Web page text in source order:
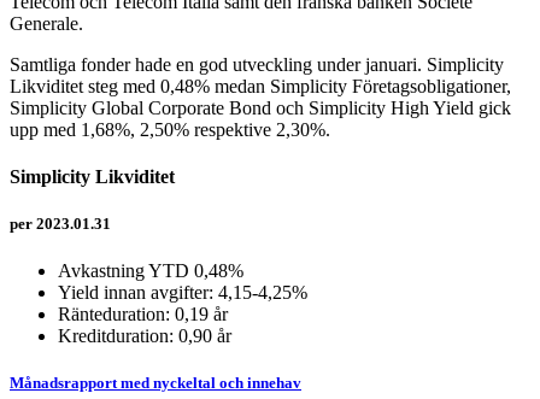
Generale.
Samtliga fonder hade en god utveckling under januari. Simplicity
Likviditet steg med 0,48% medan Simplicity Företagsobligationer,
Simplicity Global Corporate Bond och Simplicity High Yield gick
upp med 1,68%, 2,50% respektive 2,30%.
Simplicity Likviditet
per 2023.01.31
Avkastning YTD 0,48%
Yield innan avgifter: 4,15-4,25%
Ränteduration: 0,19 år
Kreditduration: 0,90 år
Månadsrapport med nyckeltal och innehav